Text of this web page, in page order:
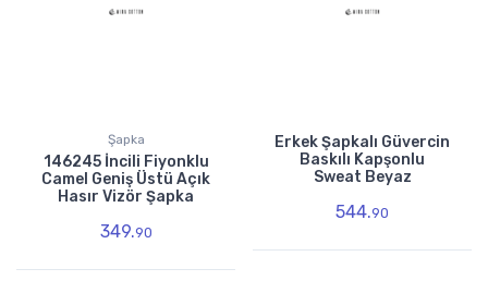
Şapka
146245 İncili Fiyonklu
Camel Geniş Üstü Açık
Hasır Vizör Şapka
349.90
Erkek Şapkalı Güvercin
Baskılı Kapşonlu
Sweat Beyaz
544.90